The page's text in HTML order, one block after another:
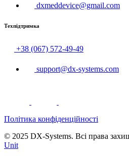
dxmeddevice@gmail.com
Техпідтримка
+38 (067) 572-49-49
support@dx-systems.com
Політика конфіденційності
© 2025 DX-Systems. Всі права
Unit